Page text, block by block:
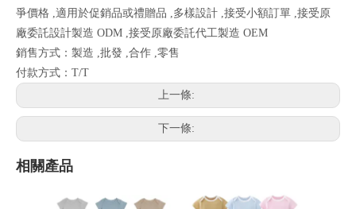
爭價格 ,適用於促銷品或禮贈品 ,多樣設計 ,接受小額訂單 ,接受原
廠委託設計製造 ODM ,接受原廠委託代工製造 OEM
銷售方式：製造 ,批發 ,合作 ,零售
付款方式：T/T
上一條:
下一條:
相關產品